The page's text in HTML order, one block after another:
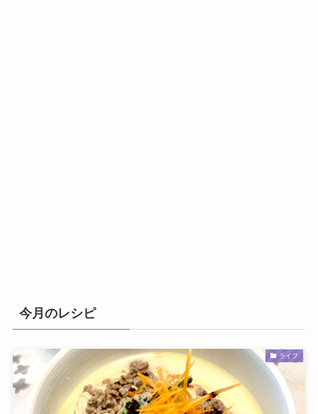
今月のレシピ
ライフ